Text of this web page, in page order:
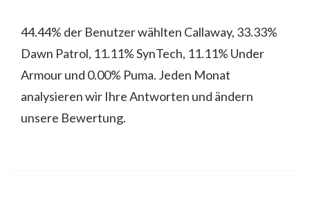
44.44% der Benutzer wählten Callaway, 33.33%
Dawn Patrol, 11.11% SynTech, 11.11% Under
Armour und 0.00% Puma. Jeden Monat
analysieren wir Ihre Antworten und ändern
unsere Bewertung.